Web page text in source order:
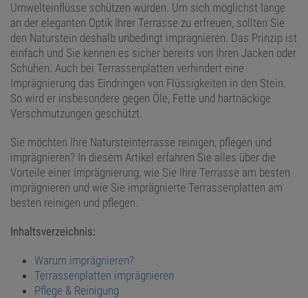
Umwelteinflüsse schützen würden. Um sich möglichst lange
an der eleganten Optik Ihrer Terrasse zu erfreuen, sollten Sie
den Naturstein deshalb unbedingt imprägnieren. Das Prinzip ist
einfach und Sie kennen es sicher bereits von Ihren Jacken oder
Schuhen. Auch bei Terrassenplatten verhindert eine
Imprägnierung das Eindringen von Flüssigkeiten in den Stein.
So wird er insbesondere gegen Öle, Fette und hartnäckige
Verschmutzungen geschützt.
Sie möchten Ihre Natursteinterrasse reinigen, pflegen und
imprägnieren? In diesem Artikel erfahren Sie alles über die
Vorteile einer Imprägnierung, wie Sie Ihre Terrasse am besten
imprägnieren und wie Sie imprägnierte Terrassenplatten am
besten reinigen und pflegen.
Inhaltsverzeichnis:
Warum imprägnieren?
Terrassenplatten imprägnieren
Pflege & Reinigung